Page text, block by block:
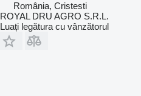
România, Cristesti
ROYAL DRU AGRO S.R.L.
Luați legătura cu vânzătorul